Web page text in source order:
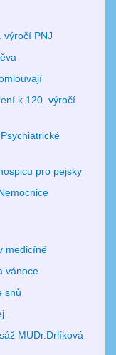
výročí PNJ
k 120. výročí
pro pejsky
medicíně
vánoce
snů
MUDr.Drlíková